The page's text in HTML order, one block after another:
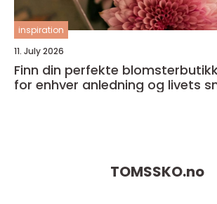
inspiration
11. July 2026
Finn din perfekte
for enhver anledning og livets
TOMSSKO.no